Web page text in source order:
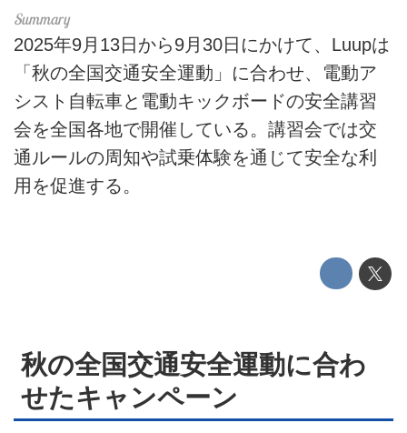
電動バイク
電動キックボード
ライフスタイル
テクノロジー
ライター名簿
お問い合せ
2025年9月13日から9月30日にかけて、Luupは
「秋の全国交通安全運動」に合わせ、電動ア
シスト自転車と電動キックボードの安全講習
会を全国各地で開催している。講習会では交
通ルールの周知や試乗体験を通じて安全な利
用を促進する。
秋の全国交通安全運動に合わ
せたキャンペーン